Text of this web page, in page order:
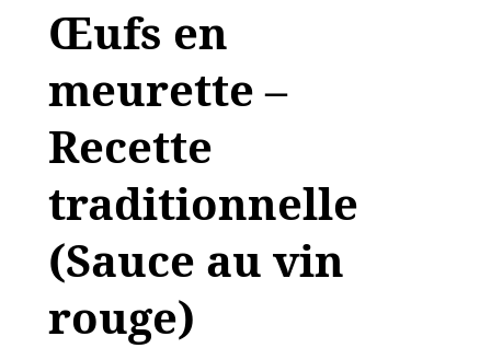
Œufs en
meurette –
Recette
traditionnelle
(Sauce au vin
rouge)